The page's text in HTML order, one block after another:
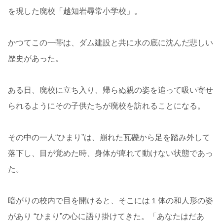
を現した廃校「越知岩尋常小学校」。
かつてこの一帯は、ダム建設と共に水の底に沈んだ悲しい
歴史があった。
ある日、廃校に立ち入り、帰らぬ親の姿を追って吸い寄せ
られるようにその子供たちが廃校を訪れることになる。
その中の一人“ひまり”は、崩れた瓦礫から足を踏み外して
落下し、目が覚めた時、身体が痺れて動けない状態であっ
た。
暗がりの校内で目を開けると、そこには１体の和人形の姿
があり “ひまり”の心に語り掛けてきた。「あなたはだあ